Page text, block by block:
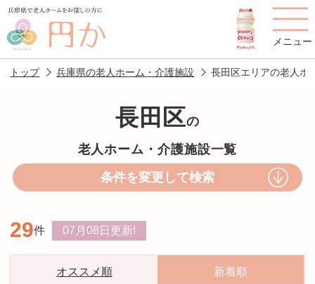
メニュー
老人ホームを
円かについて 費用について
老人ホームの種類
スタッフ紹介
トップ 兵庫県の老人ホーム・介護施設 長田区エリアの老人ホ
長田区の
老人ホーム・介護施設一覧
条件を変更して検索
29件 07月08日 更新!
オススメ順 新着順